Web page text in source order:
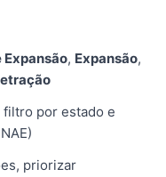
Expansão, Expansão,
filtro por estado e
priorizar